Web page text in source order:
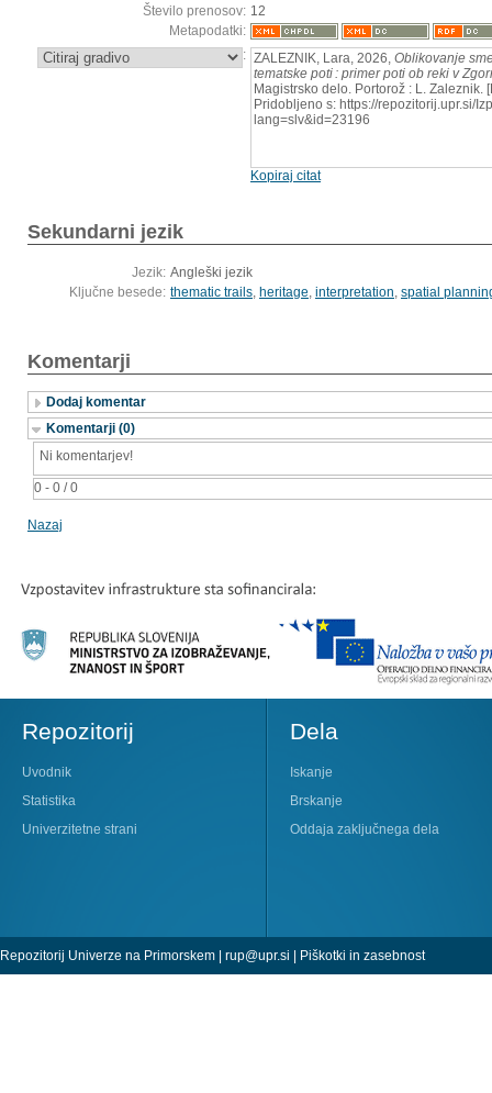
Število prenosov: 12
Metapodatki:
: ZALEZNIK, Lara, 2026, Oblikovanje
tematske poti : primer poti ob reki v
Magistrsko delo. Portorož : L. Zaleznik.
Pridobljeno s: https://repozitorij.upr.si/
lang=slv&id=23196
Kopiraj citat
Sekundarni jezik
Jezik: Angleški jezik
Ključne besede: thematic trails, heritage, interpretation, spatial
Komentarji
Dodaj komentar
Komentarji (0)
0 - 0 / 0
Ni komentarjev!
Nazaj
Repozitorij
Uvodnik
Statistika
Univerzitetne strani
Dela
Iskanje
Brskanje
Oddaja zaključnega dela
Repozitorij Univerze na Primorskem | rup@upr.si Piškotki in zasebnost